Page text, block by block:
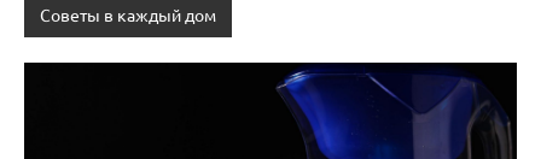
Советы в каждый дом